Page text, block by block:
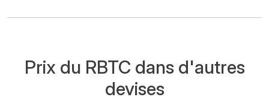
Prix du RBTC dans d'autres
devises